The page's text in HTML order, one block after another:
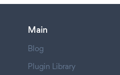
Main
Blog
Plugin Library